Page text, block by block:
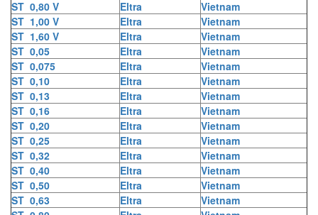
ST 0,80 V
Eltra
Vietnam
ST 1,00 V
Eltra
Vietnam
ST 1,60 V
Eltra
Vietnam
ST 0,05
Eltra
Vietnam
ST 0,075
Eltra
Vietnam
ST 0,10
Eltra
Vietnam
ST 0,13
Eltra
Vietnam
ST 0,16
Eltra
Vietnam
ST 0,20
Eltra
Vietnam
ST 0,25
Eltra
Vietnam
ST 0,32
Eltra
Vietnam
ST 0,40
Eltra
Vietnam
ST 0,50
Eltra
Vietnam
ST 0,63
Eltra
Vietnam